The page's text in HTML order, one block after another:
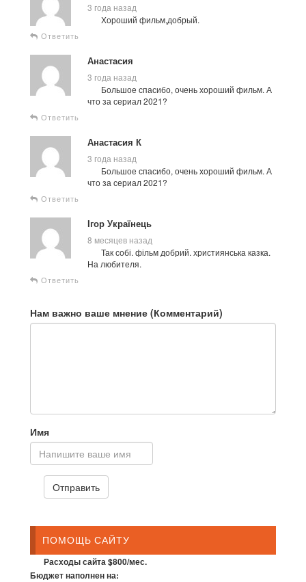
3 года назад
Хороший фильм,добрый.
Ответить
Анастасия
3 года назад
Большое спасибо, очень хороший фильм. А
что за сериал 2021?
Ответить
Анастасия К
3 года назад
Большое спасибо, очень хороший фильм. А
что за сериал 2021?
Ответить
Ігор Українець
8 месяцев назад
Так собі. фільм добрий. християнська казка.
На любителя.
Ответить
Нам важно ваше мнение (Комментарий)
Имя
ПОМОЩЬ САЙТУ
Расходы сайта $800/мес.
Бюджет наполнен на: